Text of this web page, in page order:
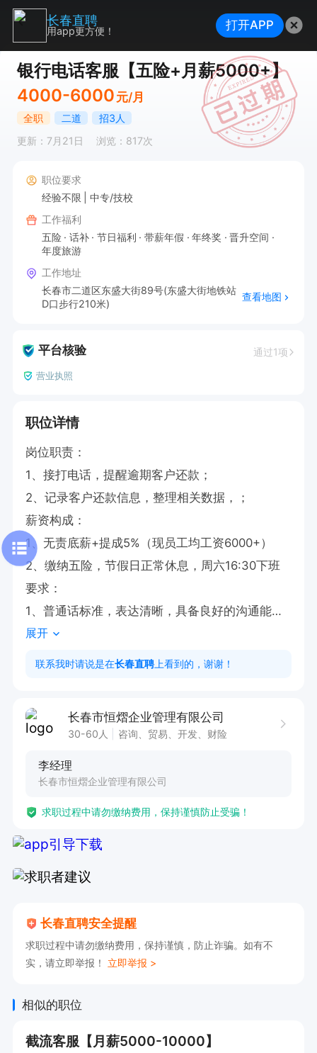
银行电话客服【五险+月薪5000+】
4000-6000 元/月
全职 二道
招3人
更新：7月21日
浏览：817次
职位要求
经验不限
中专/技校
工作福利
五险
话补 节日福利 带薪年假 年终奖
晋升空间
年度旅游
工作地址
长春市二道区东盛大街89号(东盛大街地铁站
D口步行210米)
查看地图
平台核验 通过1项
营业执照
职位详情
岗位职责：
1、接打电话，提醒逾期客户还款；
2、记录客户还款信息，整理相关数据，；
薪资构成：
1、无责底薪+提成5%（现员工均工资6000+）
2、缴纳五险，节假日正常休息，周六16:30下班
要求：
1、普通话标准，表达清晰，具备良好的沟通能
力；
2、熟练操作办公软件，能快速适应工作系统及流
展开
联系我时请说是在长春直聘 上看到的，谢谢！
长春市恒熠企业管理有限公司
30-60人 咨询、贸易、开发、财险
李经理
长春市恒熠企业管理有限公司
求职过程中请勿缴纳费用，保持谨慎防止受骗！
长春直聘安全提醒
求职过程中请勿缴纳费用，保持谨慎，防止诈骗。如有不
实，请立即举报！ 立即举报 >
相似的职位
截流客服【月薪5000-10000】
长春直聘
用app更方便！ 打开APP